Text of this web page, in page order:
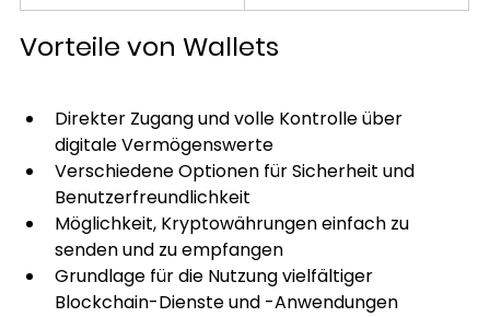
Vorteile von Wallets
Direkter Zugang und volle Kontrolle über
digitale Vermögenswerte
Verschiedene Optionen für Sicherheit und
Benutzerfreundlichkeit
Möglichkeit, Kryptowährungen einfach zu
senden und zu empfangen
Grundlage für die Nutzung vielfältiger
Blockchain-Dienste und -Anwendungen